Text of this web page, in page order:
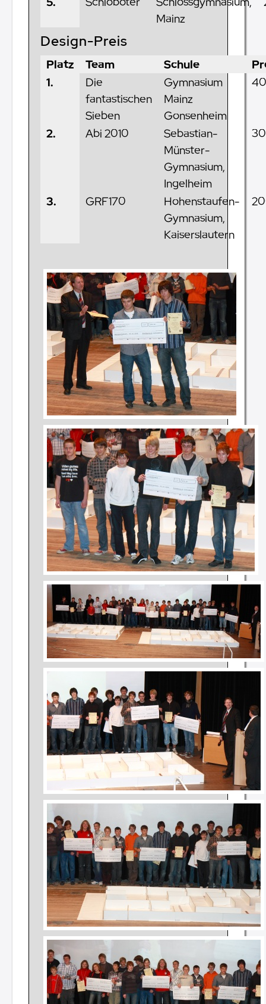
Mainz
Design-Preis
Platz Team Schule
1.
Die
fantastischen
Sieben
Gymnasium
Mainz
Gonsenheim
2. Abi 2010
Sebastian-
Münster-
Gymnasium,
Ingelheim
3. GRF170
Hohenstaufen-
Gymnasium,
Kaiserslautern